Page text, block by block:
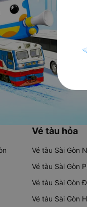
Vé tàu hỏa
Vé tàu Sài Gòn
Vé tàu Sài Gòn
Vé tàu Sài Gòn
Vé tàu Sài Gòn